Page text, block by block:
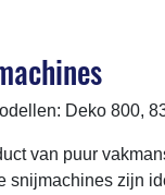
Deko 800,
van puur
snijmachines zijn